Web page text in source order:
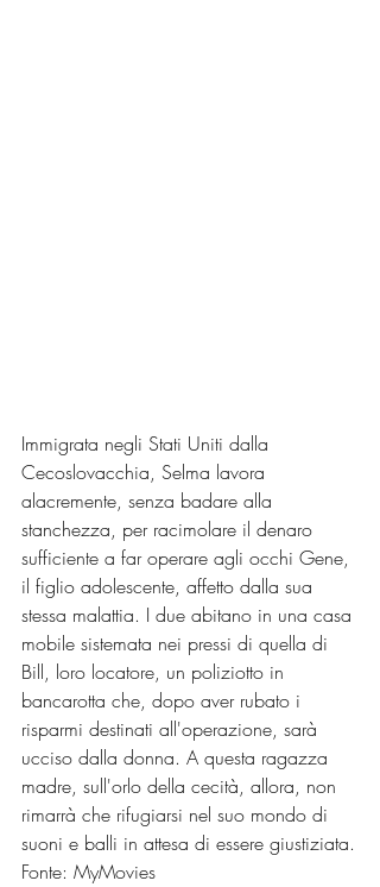
Immigrata negli Stati Uniti dalla
Cecoslovacchia, Selma lavora
alacremente, senza badare alla
stanchezza, per racimolare il denaro
sufficiente a far operare agli occhi Gene,
il figlio adolescente, affetto dalla sua
stessa malattia. I due abitano in una casa
mobile sistemata nei pressi di quella di
Bill, loro locatore, un poliziotto in
bancarotta che, dopo aver rubato i
risparmi destinati all'operazione, sarà
ucciso dalla donna. A questa ragazza
madre, sull'orlo della cecità, allora, non
rimarrà che rifugiarsi nel suo mondo di
suoni e balli in attesa di essere giustiziata.
Fonte: MyMovies